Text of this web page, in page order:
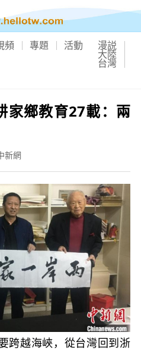
頻 專題 活動 漫説
大陸
台灣
家鄉教育27載：兩
新網
越海峽，從台灣回到浙